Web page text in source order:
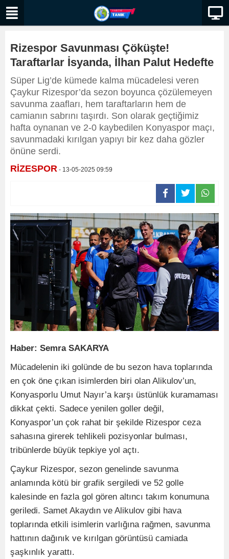
Rizespor Savunması Çöküşte!
Taraftarlar İsyanda, İlhan Palut Hedefte
Süper Lig’de kümede kalma mücadelesi veren
Çaykur Rizespor’da sezon boyunca çözülemeyen
savunma zaafları, hem taraftarların hem de
camianın sabrını taşırdı. Son olarak geçtiğimiz
hafta oynanan ve 2-0 kaybedilen Konyaspor maçı,
savunmadaki kırılgan yapıyı bir kez daha gözler
önüne serdi.
RİZESPOR - 13-05-2025 09:59
Haber: Semra SAKARYA
Mücadelenin iki golünde de bu sezon hava toplarında
en çok öne çıkan isimlerden biri olan Alikulov’un,
Konyasporlu Umut Nayır’a karşı üstünlük kuramaması
dikkat çekti. Sadece yenilen goller değil,
Konyaspor’un çok rahat bir şekilde Rizespor ceza
sahasına girerek tehlikeli pozisyonlar bulması,
tribünlerde büyük tepkiye yol açtı.
Çaykur Rizespor, sezon genelinde savunma
anlamında kötü bir grafik sergiledi ve 52 golle
kalesinde en fazla gol gören altıncı takım konumuna
geriledi. Samet Akaydın ve Alikulov gibi hava
toplarında etkili isimlerin varlığına rağmen, savunma
hattının dağınık ve kırılgan görüntüsü camiada
şaşkınlık yarattı.